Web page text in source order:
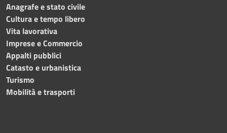
Anagrafe e stato civile
Cultura e tempo libero
Vita lavorativa
Imprese e Commercio
Appalti pubblici
Catasto e urbanistica
Turismo
Mobilità e trasporti